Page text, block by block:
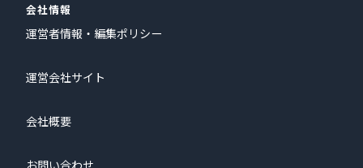
会社情報
運営者情報・編集ポリシー
運営会社サイト
会社概要
お問い合わせ